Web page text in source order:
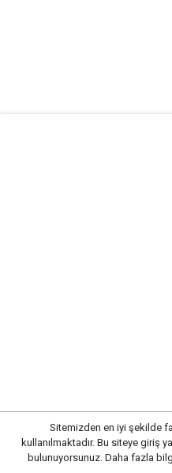
zaman zaman orta
ihtimali ise oldukça
Sitemizden en iyi şekilde
kullanılmaktadır. Bu siteye giriş
bulunuyorsunuz. Daha fazla